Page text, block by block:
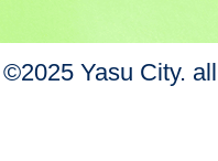
Yasu City.